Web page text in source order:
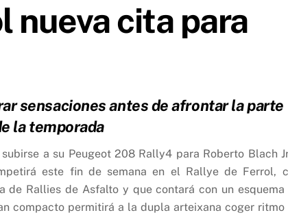
nueva cita para
sensaciones antes de afrontar la parte
la temporada
a su Peugeot 208 Rally4 para Roberto Blach
este fin de semana en el Rallye de Ferrol,
de Rallies de Asfalto y que contará con un esquema
compacto permitirá a la dupla arteixana coger ritmo